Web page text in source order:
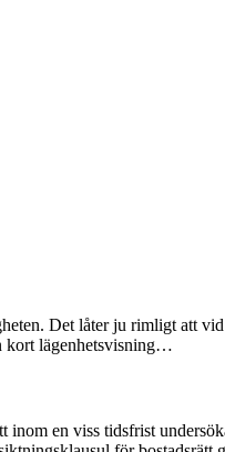
Det låter ju rimligt att
kort lägenhetsvisning…
en viss tidsfrist